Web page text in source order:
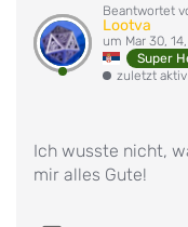
Beantwortet
Lootva
um Mar 30,
Super
zuletzt
Ich wusste nicht,
mir alles Gute!